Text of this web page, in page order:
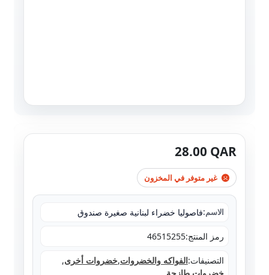
28.00 QAR
غير متوفر في المخزون
الاسم:فاصوليا خضراء لبنانية صغيرة صندوق
رمز المنتج:46515255
التصنيفات:الفواكه والخضروات,خضروات أخرى,